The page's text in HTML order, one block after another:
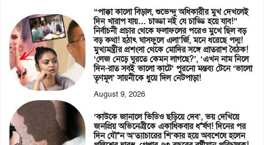
“পাক্কা কালো বিড়াল, শুভেন্দু অধিকারীর মুখ দেখলেই
দিন খারাপ যায়… চাড্ডা নই যে চাড্ডি হয়ে যাব!”
নির্বাচনী প্রচার থেকে ফলাফলের পরেও মুখে ছিল বড়
বড় কথা! হঠাৎ ঘাসফুলে এলা’র্জি, মনে ধরেছে পদ্ম!
মুখ্যমন্ত্রীর প্রশংসা থেকে মোদির সঙ্গে প্রাতরাশ বৈঠক!
‘লেজ নেড়ে ঘুরতে কেমন লাগছে?’, ‘এখন নাম নিলে
দিন-রাত সবই ভালো কাটে’ পুরনো মন্তব্য টেনে ‘ভালো
তৃণমূল’ সায়নীকে ধুয়ে দিল নেটপাড়া!
August 9, 2026
‘কাউকে জানালে ভিডিও ছড়িয়ে দেব’, ভয় দেখিয়ে
জনপ্রিয় অভিনেত্রীকে একাধিকবার ধ*র্ষণ! দিনের পর
দিন যৌ*ন অ’ত্যাচারের শি’কার হয়ে অবশেষে হলেন